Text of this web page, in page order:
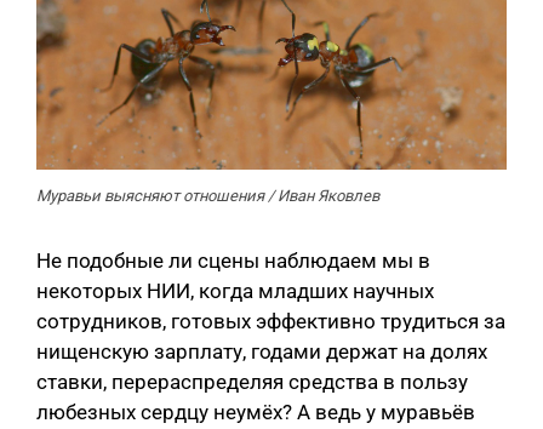
Муравьи выясняют отношения / Иван Яковлев
Не подобные ли сцены наблюдаем мы в
некоторых НИИ, когда младших научных
сотрудников, готовых эффективно трудиться за
нищенскую зарплату, годами держат на долях
ставки, перераспределяя средства в пользу
любезных сердцу неумёх? А ведь у муравьёв